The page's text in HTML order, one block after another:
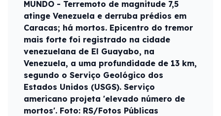
MUNDO - Terremoto de magnitude 7,5
atinge Venezuela e derruba prédios em
Caracas; há mortos. Epicentro do tremor
mais forte foi registrado na cidade
venezuelana de El Guayabo, na
Venezuela, a uma profundidade de 13 km,
segundo o Serviço Geológico dos
Estados Unidos (USGS). Serviço
americano projeta 'elevado número de
mortos'. Foto: RS/Fotos Públicas